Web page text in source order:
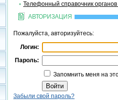
Телефонный справочник органов
АВТОРИЗАЦИЯ
Пожалуйста, авторизуйтесь:
Логин:
Пароль:
Запомнить меня на
Забыли свой пароль?